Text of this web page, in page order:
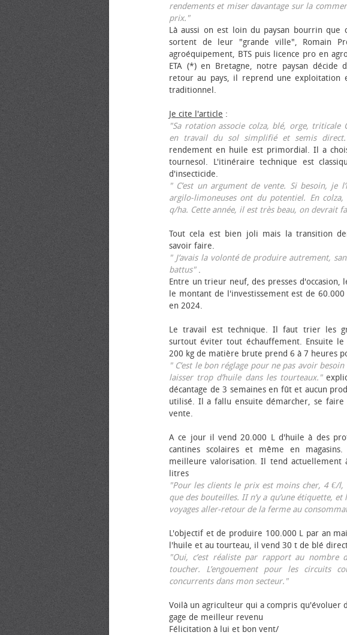
rendements et miser davantage sur la
prix."
Là aussi on est loin du paysan bourrin que
sortent de leur "grande ville", Romain
agroéquipement, BTS puis licence pro en
ETA (*) en Bretagne, notre paysan
retour au pays, il reprend une exploitation
traditionnel.
Je cite l'article :
"Sa rotation associe colza, blé, orge, triticale
en travail du sol simplifié et semis
rendement en huile est primordial. Il a
tournesol. L'itinéraire technique est
d'insecticide.
" C’est un argument de vente. Si besoin, je
argilo-limoneuses ont du potentiel. En
q/ha. Cette année, il est très beau, on devrait
Tout cela est bien joli mais la transition
savoir faire.
" J’avais la volonté de produire autrement,
battus".
Entre un trieur neuf, des presses
le montant de l'investissement est de
en 2024.
Le travail est technique. Il faut trier les
surtout éviter tout échauffement. Ensuite
200 kg de matière brute prend 6 à 7 heures
" C’est le bon réglage pour ne pas avoir
laisser trop d’huile dans les tourteaux."
décantage de 3 semaines en fût et aucun
utilisé. Il a fallu ensuite démarcher, se faire
vente.
A ce jour il vend 20.000 L d'huile à des
cantines scolaires et même en
meilleure valorisation. Il tend actuellement
litres
"Pour les clients le prix est moins cher, 4 €/l,
que des bouteilles. II n’y a qu’une étiquette,
voyages aller-retour de la ferme au
L'objectif et de produire 100.000 L par an
l'huile et au tourteau, il vend 30 t de blé
"Oui, c’est réaliste par rapport au nombre
toucher. L’engouement pour les circuits
concurrents dans mon secteur."
Voilà un agriculteur qui a compris qu'évoluer
gage de meilleur revenu
Félicitation à lui et bon vent/